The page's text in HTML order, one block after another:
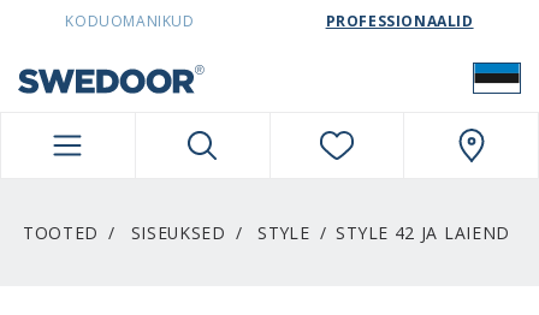
SWEDOORESTONIA NAVIGATION
KODUOMANIKUD PROFESSIONAALID
TOOTED SISEUKSED STYLE STYLE 42 JA LAIEND